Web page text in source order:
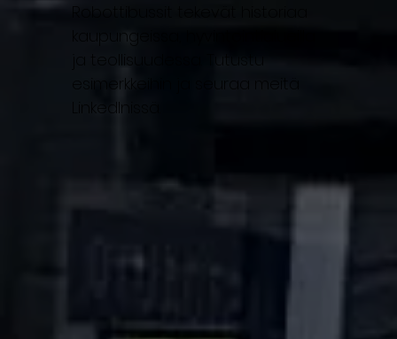
Robottibussit tekevät historiaa
kaupungeissa, hyvintointialueilla
ja teollisuudessa. Tutustu
esimerkkeihin ja seuraa meitä
LinkedInissä.